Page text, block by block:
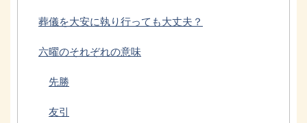
葬儀を大安に執り行っても大丈夫？
六曜のそれぞれの意味
先勝
友引